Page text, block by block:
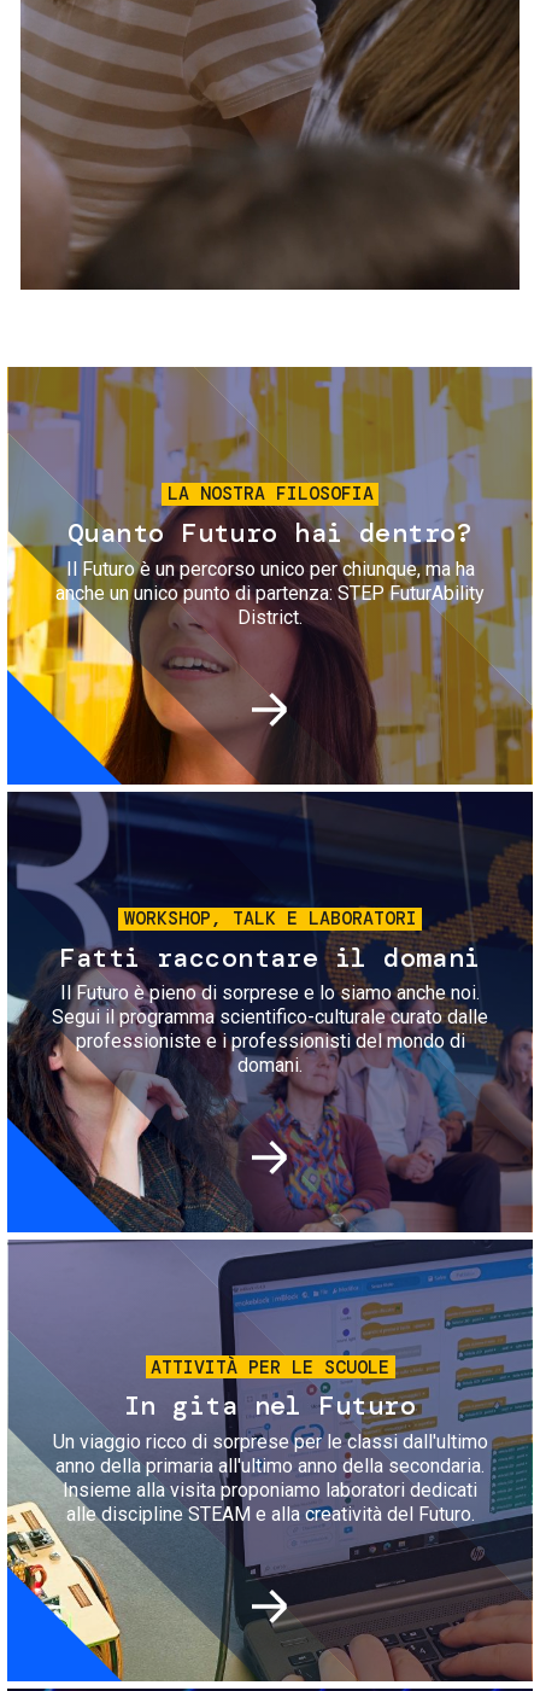
Servizi e accessibilità
Contatti
FAQ
Biglietti
Immagine
LA NOSTRA FILOSOFIA
Quanto Futuro hai dentro?
Il Futuro è un percorso unico per chiunque, ma ha
anche un unico punto di partenza: STEP FuturAbility
District.
Immagine
WORKSHOP, TALK E LABORATORI
Fatti raccontare il domani
Il Futuro è pieno di sorprese e lo siamo anche noi.
Segui il programma scientifico-culturale curato dalle
professioniste e i professionisti del mondo di
domani.
Immagine
ATTIVITÀ PER LE SCUOLE
In gita nel Futuro
Un viaggio ricco di sorprese per le classi dall'ultimo
anno della primaria all'ultimo anno della secondaria.
Insieme alla visita proponiamo laboratori dedicati
alle discipline STEAM e alla creatività del Futuro.